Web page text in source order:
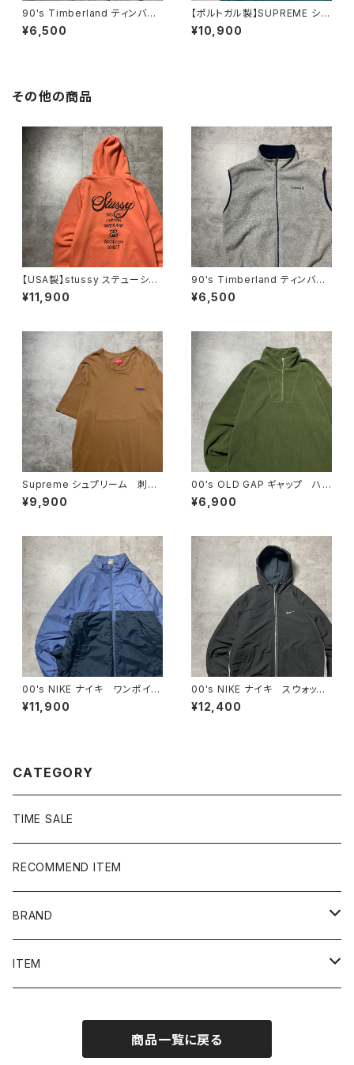
90's Timberland ティンバー
ランド 刺繍ワンポイント グレ
ー フリースベスト
¥6,500
【ポルトガル製】SUPREME シュ
プリーム 刺繍ワンポイント
グリーン Tシャツ ロンT
¥10,900
その他の商品
【USA製】stussy ステューシ
ー ワールドツアー バックプリ
ント オレンジ スウェット パ
¥11,900
90's Timberland ティンバー
ランド 刺繍ワンポイント グレ
ー フリースベスト
¥6,500
Supreme シュプリーム 刺繍
ワンポイント ブラウン Tシャ
ツ
¥9,900
00's OLD GAP ギャップ ハ
ーフジップ コーデュロイ グリ
ーン フリーススウェット トレ
¥6,900
00's NIKE ナイキ ワンポイン
ト ラベルロゴ バイカラー
中綿 ナイロンジャケット
¥11,900
00's NIKE ナイキ スウォッシ
ュ 刺繍ワンポイント フード
刺繍 ドローコード ブラッ
¥12,400
CATEGORY
TIME SALE
RECOMMEND ITEM
BRAND
NIKE
ITEM
商品一覧に戻る